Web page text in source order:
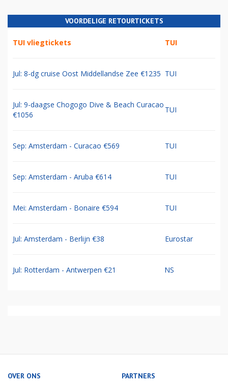
VOORDELIGE RETOURTICKETS
TUI vliegtickets TUI
Jul: 8-dg cruise Oost Middellandse Zee €1235 TUI
Jul: 9-daagse Chogogo Dive & Beach Curacao
€1056
TUI
Sep: Amsterdam - Curacao €569 TUI
Sep: Amsterdam - Aruba €614 TUI
Mei: Amsterdam - Bonaire €594 TUI
Jul: Amsterdam - Berlijn €38 Eurostar
Jul: Rotterdam - Antwerpen €21 NS
OVER ONS PARTNERS